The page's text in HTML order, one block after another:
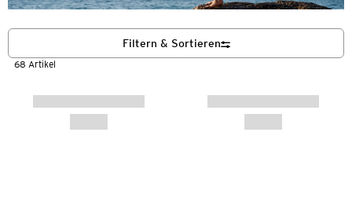
68 Artikel
Filtern & Sortieren